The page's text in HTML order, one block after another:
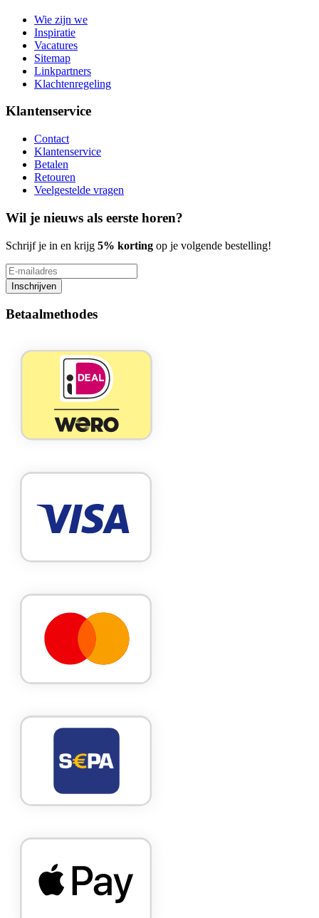
Wie zijn we
Inspiratie
Vacatures
Sitemap
Linkpartners
Klachtenregeling
Klantenservice
Contact
Klantenservice
Betalen
Retouren
Veelgestelde vragen
Wil je nieuws als eerste horen?
Schrijf je in en krijg 5% korting op je volgende bestelling!
Inschrijven
Betaalmethodes